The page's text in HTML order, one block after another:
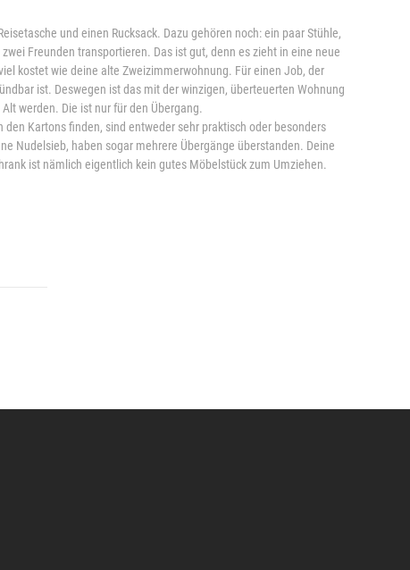
und einen Rucksack. Dazu gehören noch: ein paar Stühle,
Freunden transportieren. Das ist gut, denn es zieht in eine neue
kostet wie deine alte Zweizimmerwohnung. Für einen Job, der
ist. Deswegen ist das mit der winzigen, überteuerten Wohnung
werden. Die ist nur für den Übergang.
den Kartons finden, sind entweder sehr praktisch oder besonders
Nudelsieb, haben sogar mehrere Übergänge überstanden. Deine
ist nämlich eigentlich kein gutes Möbelstück zum Umziehen.